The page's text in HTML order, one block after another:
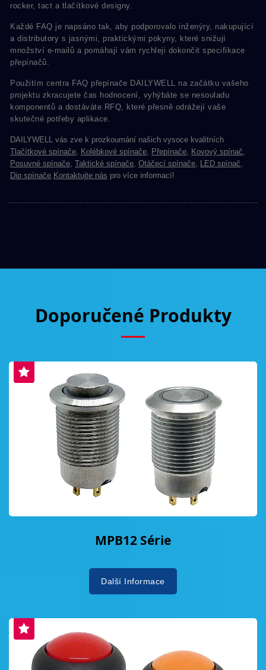
rocker, tact a tlačítkové designy.
Každé FAQ je napsáno tak, aby podporovalo inženýry, nakupující
a distributory s jasnými, praktickými pokyny, které snižují
množství e-mailů a pomáhají vám rychleji dokončit specifikace
přepínačů.
Použitím centra FAQ přepínače DAILYWELL na začátku vašeho
projektu zkracujete čas hodnocení, vyhýbáte se nesouladu
komponentů a dostáváte RFQ, které přesně odrážejí vaše
skutečné potřeby aplikace.
DAILYWELL vás zve k prozkoumání našich vysoce kvalitních
Tlačítkové spínače Kolébkové spínače Přepínače Kovový spínač
Posuvné spínače Taktické spínače Otáčecí spínače LED spínač
Dip spínače Kontaktujte nás pro více informací!
Doporučené Produkty
MPB12 Série
Další Informace